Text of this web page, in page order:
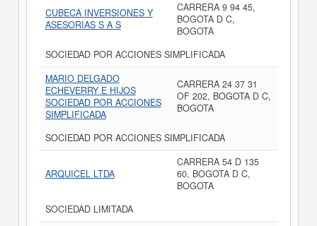
CUBECA INVERSIONES Y
ASESORIAS S A S
CARRERA 9 94 45,
BOGOTA D C,
BOGOTA
SOCIEDAD POR ACCIONES SIMPLIFICADA
MARIO DELGADO
ECHEVERRY E HIJOS
SOCIEDAD POR ACCIONES
SIMPLIFICADA
CARRERA 24 37 31
OF 202, BOGOTA D C,
BOGOTA
SOCIEDAD POR ACCIONES SIMPLIFICADA
ARQUICEL LTDA
CARRERA 54 D 135
60, BOGOTA D C,
BOGOTA
SOCIEDAD LIMITADA